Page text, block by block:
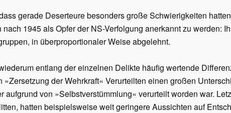
gerade Deserteure besonders große Schwierigkeiten
1945 als Opfer der NS-Verfolgung anerkannt zu werden:
in überproportionaler Weise abgelehnt.
entlang der einzelnen Delikte häufig wertende
der Wehrkraft« Verurteilten einen großen
aufgrund von »Selbstverstümmlung« verurteilt worden war.
hatten beispielsweise weit geringere Aussichten auf